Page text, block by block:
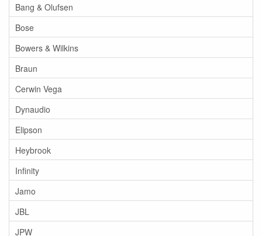
Bang & Olufsen
Bose
Bowers & Wilkins
Braun
Cerwin Vega
Dynaudio
Elipson
Heybrook
Infinity
Jamo
JBL
JPW